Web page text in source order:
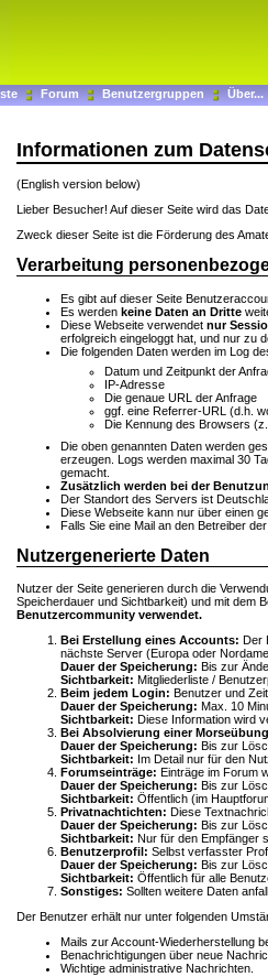
Forum Benutzergruppen Über...
Informationen zum
(English version below)
Lieber Besucher! Auf dieser Seite wird das
Zweck dieser Seite ist die Förderung des
Verarbeitung
Es gibt auf dieser Seite
Es werden keine Daten an Dritte
Diese Webseite verwendet nur
erfolgreich eingeloggt hat, und nur zu
Die folgenden Daten werden im Log
Datum und Zeitpunkt der
IP-Adresse
Die genaue URL der Anfrage
ggf. eine Referrer-URL (d.h.
Die Kennung des Browsers
Die oben genannten Daten werden
erzeugen. Logs werden maximal 30
gemacht.
Zusätzlich werden bei der
Der Standort des Servers ist
Diese Webseite kann nur über einen
Falls Sie eine Mail an den Betreiber
Nutzergenerierte Daten
Nutzer der Seite generieren durch die
Speicherdauer und Sichtbarkeit) und mit dem
Benutzercommunity verwendet.
Bei Erstellung eines Accounts: Der
nächste Server (Europa oder
Dauer der Speicherung: Bis zur
Sichtbarkeit: Mitgliederliste /
Beim jedem Login: Benutzer und
Dauer der Speicherung: Max. 10
Sichtbarkeit: Diese Information wird
Bei Absolvierung einer
Dauer der Speicherung: Bis zur
Sichtbarkeit: Im Detail nur für den
Forumseinträge: Einträge im Forum
Dauer der Speicherung: Bis zur
Sichtbarkeit: Öffentlich (im
Privatnachtichten: Diese
Dauer der Speicherung: Bis zur
Sichtbarkeit: Nur für den Empfänger
Benutzerprofil: Selbst verfasster
Dauer der Speicherung: Bis zur
Sichtbarkeit: Öffentlich für alle
Sonstiges: Sollten weitere Daten
Der Benutzer erhält nur unter folgenden
Mails zur Account-Wiederherstellung
Benachrichtigungen über neue
Wichtige administrative Nachrichten.